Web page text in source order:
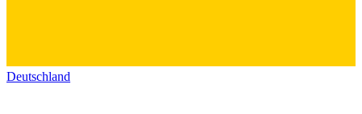
Deutschland